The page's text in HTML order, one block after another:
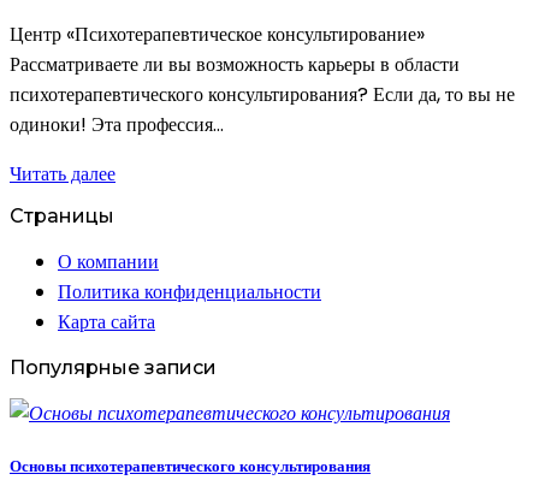
Центр «Психотерапевтическое консультирование»
Рассматриваете ли вы возможность карьеры в области
психотерапевтического консультирования? Если да, то вы не
одиноки! Эта профессия…
Читать далее
Страницы
О компании
Политика конфиденциальности
Карта сайта
Популярные записи
Основы психотерапевтического консультирования